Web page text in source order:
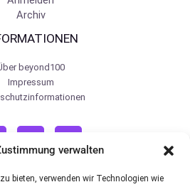
verwalten
bieten, verwenden wir Technologien wie
Archiv
beyond100
Impressum